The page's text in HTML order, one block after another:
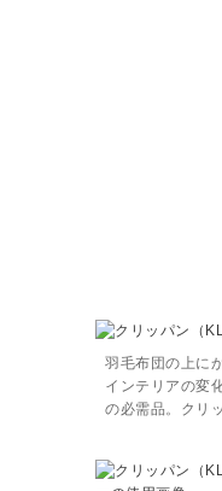
羽毛布団の上に
インテリアの変
の必需品。クリ